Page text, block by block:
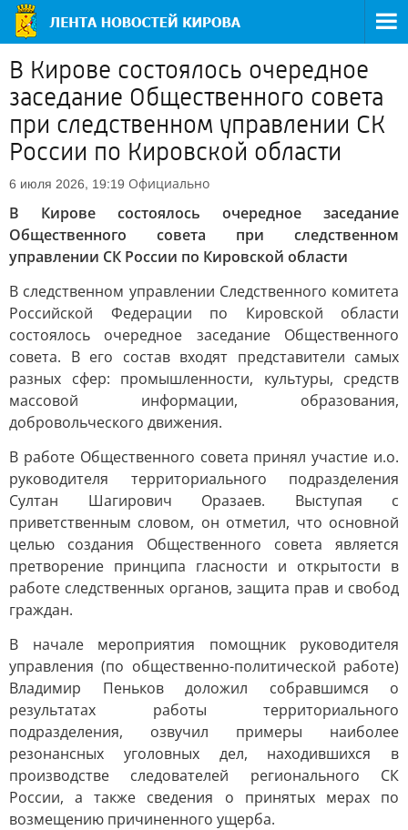
В Кирове состоялось очередное
заседание Общественного совета
при следственном управлении СК
России по Кировской области
6 июля 2026, 19:19 Официально
В Кирове состоялось очередное заседание
Общественного совета при следственном
управлении СК России по Кировской области
В следственном управлении Следственного комитета
Российской Федерации по Кировской области
состоялось очередное заседание Общественного
совета. В его состав входят представители самых
разных сфер: промышленности, культуры, средств
массовой информации, образования,
добровольческого движения.
В работе Общественного совета принял участие и.о.
руководителя территориального подразделения
Султан Шагирович Оразаев. Выступая с
приветственным словом, он отметил, что основной
целью создания Общественного совета является
претворение принципа гласности и открытости в
работе следственных органов, защита прав и свобод
граждан.
В начале мероприятия помощник руководителя
управления (по общественно-политической работе)
Владимир Пеньков доложил собравшимся о
результатах работы территориального
подразделения, озвучил примеры наиболее
резонансных уголовных дел, находившихся в
производстве следователей регионального СК
России, а также сведения о принятых мерах по
возмещению причиненного ущерба.